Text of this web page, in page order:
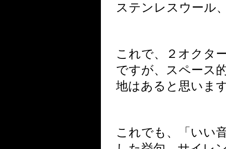
ステンレスウール
これで、２オクタ
ですが、スペース
地はあると思いま
これでも、「いい